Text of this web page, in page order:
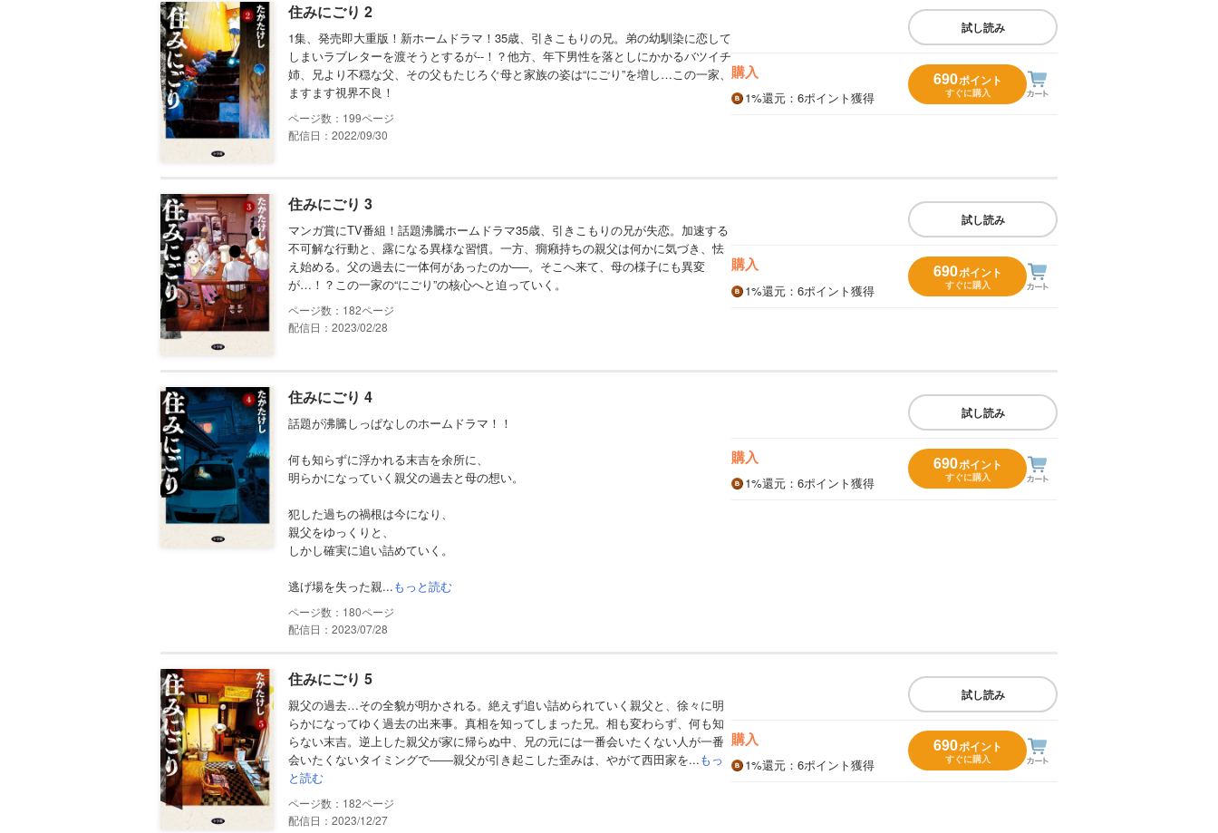
住みにごり 2
1集、発売即大重版！新ホームドラマ！35歳、引きこもりの兄。弟の幼馴染に恋して
しまいラブレターを渡そうとするが‐‐！？他方、年下男性を落としにかかるバツイチ
姉、兄より不穏な父、その父もたじろぐ母と家族の姿は“にごり”を増し…この一家、
ますます視界不良！
199
配信日：2022/09/30
試し読み
購入
1%還元 ：6ポイント獲得
690ポイント
すぐに購入
住みにごり 3
マンガ賞にTV番組！話題沸騰ホームドラマ35歳、引きこもりの兄が失恋。加速する
不可解な行動と、露になる異様な習慣。一方、癇癪持ちの親父は何かに気づき、怯
え始める。父の過去に一体何があったのか──。そこへ来て、母の様子にも異変
が…！？この一家の“にごり”の核心へと迫っていく。
182
配信日：2023/02/28
試し読み
購入
1%還元 ：6ポイント獲得
690ポイント
すぐに購入
住みにごり 4
話題が沸騰しっぱなしのホームドラマ！！
何も知らずに浮かれる末吉を余所に、
明らかになっていく親父の過去と母の想い。
犯した過ちの禍根は今になり、
親父をゆっくりと、
しかし確実に追い詰めていく。
逃げ場を失った親...もっと読む
180
配信日：2023/07/28
試し読み
購入
1%還元 ：6ポイント獲得
690ポイント
すぐに購入
住みにごり 5
親父の過去…その全貌が明かされる。絶えず追い詰められていく親父と、徐々に明
らかになってゆく過去の出来事。真相を知ってしまった兄。相も変わらず、何も知
らない末吉。逆上した親父が家に帰らぬ中、兄の元には一番会いたくない人が一番
会いたくないタイミングで――親父が引き起こした歪みは、やがて西田家を...もっ
と読む
182
配信日：2023/12/27
試し読み
購入
1%還元 ：6ポイント獲得
690ポイント
すぐに購入